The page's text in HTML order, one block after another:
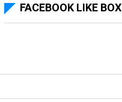
FACEBOOK LIKE BOX